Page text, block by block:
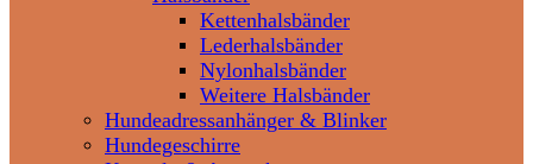
Kettenhalsbänder
Lederhalsbänder
Nylonhalsbänder
Weitere Halsbänder
Hundeadressanhänger & Blinker
Hundegeschirre